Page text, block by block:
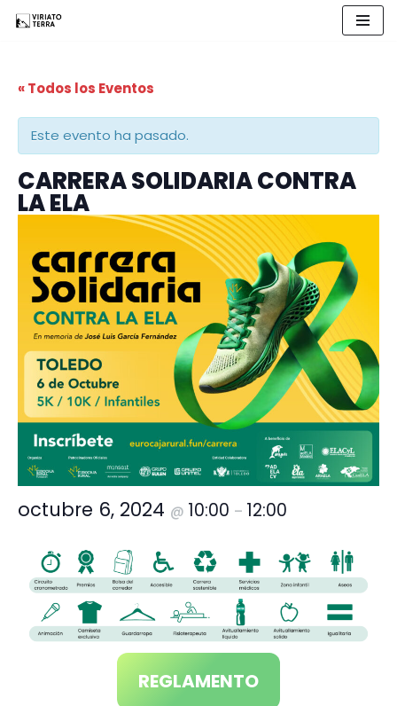
contenido
« Todos los Eventos
Este evento ha pasado.
CARRERA SOLIDARIA CONTRA
LA ELA
octubre 6, 2024 @ 10:00 – 12:00
REGLAMENTO